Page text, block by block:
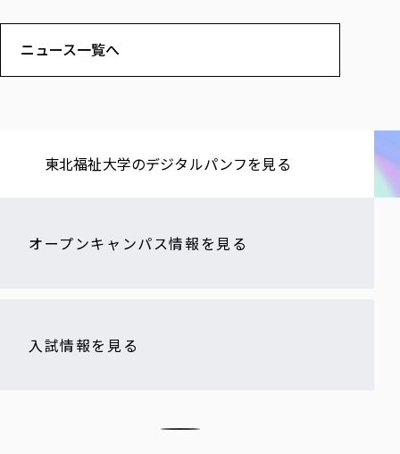
ニュース一覧へ
東北福祉大学の​デジタルパンフを​見る​
オープンキャンパス情報を見る
入試情報を見る